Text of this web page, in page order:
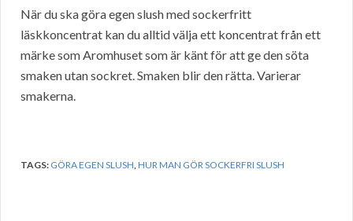
När du ska göra egen slush med sockerfritt
läskkoncentrat kan du alltid välja ett koncentrat från ett
märke som Aromhuset som är känt för att ge den söta
smaken utan sockret. Smaken blir den rätta. Varierar
smakerna.
TAGS: GÖRA EGEN SLUSH HUR MAN GÖR SOCKERFRI SLUSH